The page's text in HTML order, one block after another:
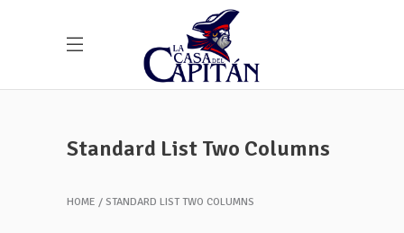
Standard List Two Columns
HOME STANDARD LIST TWO COLUMNS